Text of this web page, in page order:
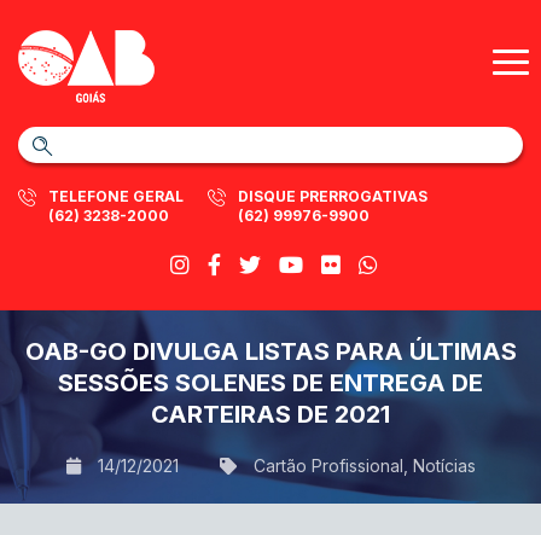
TELEFONE GERAL
(62) 3238-2000
DISQUE PRERROGATIVAS
(62) 99976-9900
OAB-GO DIVULGA LISTAS PARA ÚLTIMAS
SESSÕES SOLENES DE ENTREGA DE
CARTEIRAS DE 2021
14/12/2021 Cartão Profissional Notícias